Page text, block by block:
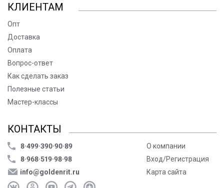
КЛИЕНТАМ
Опт
Доставка
Оплата
Вопрос-ответ
Как сделать заказ
Полезные статьи
Мастер-классы
КОНТАКТЫ
8·499·390·90·89
8·968·519·98·98
info@goldenrit.ru
О компании
Вход/Регистрация
Карта сайта